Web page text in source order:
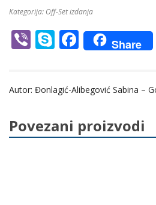
Kategorija: Off-Set izdanja
Vi S
p
F
ac
b
o
Share
Autor: Đonlagić-Alibegović Sabina –
Povezani proizvodi